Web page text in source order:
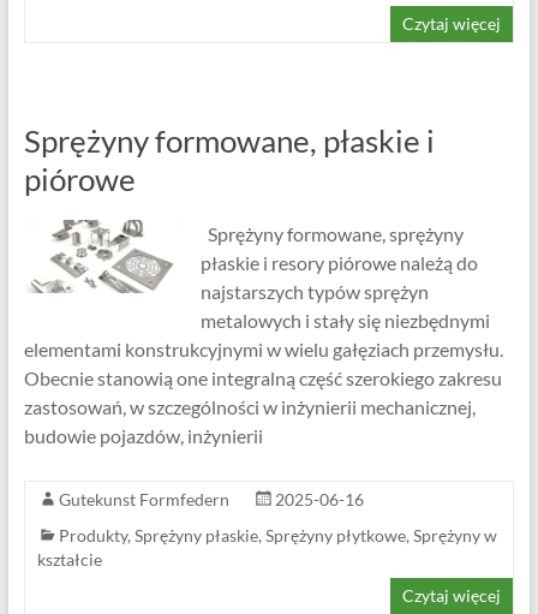
Czytaj więcej
Sprężyny formowane, płaskie i
piórowe
Sprężyny formowane, sprężyny
płaskie i resory piórowe należą do
najstarszych typów sprężyn
metalowych i stały się niezbędnymi
elementami konstrukcyjnymi w wielu gałęziach przemysłu.
Obecnie stanowią one integralną część szerokiego zakresu
zastosowań, w szczególności w inżynierii mechanicznej,
budowie pojazdów, inżynierii
Gutekunst Formfedern
2025-06-16
Produkty, Sprężyny płaskie, Sprężyny płytkowe, Sprężyny w
kształcie
Czytaj więcej